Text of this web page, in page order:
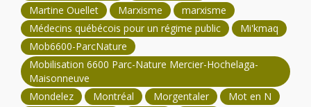
Martine Ouellet
Marxisme
marxisme
Médecins québécois pour un régime public
Mi'kmaq
Mob6600-ParcNature
Mobilisation 6600 Parc-Nature Mercier-Hochelaga-
Maisonneuve
Mondelez
Montréal Morgentaler
Mot en N